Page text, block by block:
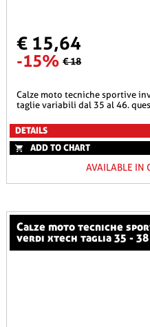
€ 15,64
-15% € 18
calze moto tecniche sportive invernali nere e arancioni xtech
taglie variabili dal 35 al 46.
DETAILS
ADD TO CHART
AVAILABLE IN
calze moto tecniche sportive invernali compression
verdi xtech taglia 35 - 38